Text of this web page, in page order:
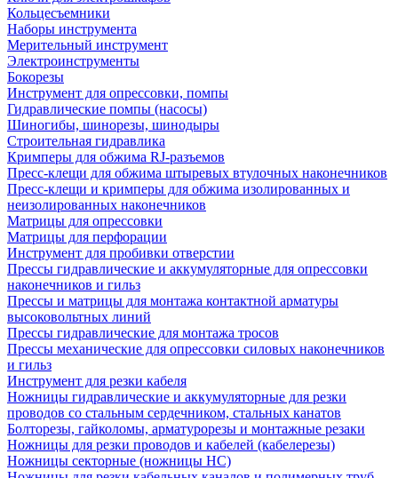
Кольцесъемники
Наборы инструмента
Мерительный инструмент
Электроинструменты
Бокорезы
Инструмент для опрессовки, помпы
Гидравлические помпы (насосы)
Шиногибы, шинорезы, шинодыры
Строительная гидравлика
Кримперы для обжима RJ-разъемов
Пресс-клещи для обжима штыревых втулочных наконечников
Пресс-клещи и кримперы для обжима изолированных и
неизолированных наконечников
Матрицы для опрессовки
Матрицы для перфорации
Инструмент для пробивки отверстии
Прессы гидравлические и аккумуляторные для опрессовки
наконечников и гильз
Прессы и матрицы для монтажа контактной арматуры
высоковольтных линий
Прессы гидравлические для монтажа тросов
Прессы механические для опрессовки силовых наконечников
и гильз
Инструмент для резки кабеля
Ножницы гидравлические и аккумуляторные для резки
проводов со стальным сердечником, стальных канатов
Болторезы, гайколомы, арматурорезы и монтажные резаки
Ножницы для резки проводов и кабелей (кабелерезы)
Ножницы секторные (ножницы НС)